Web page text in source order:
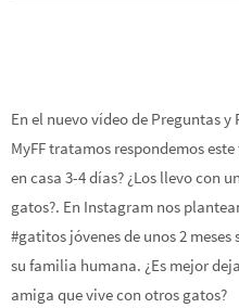
En el nuevo vídeo de Preguntas
MyFF tratamos respondemos
en casa 3-4 días? ¿Los llevo con
gatos?. En Instagram nos
#gatitos jóvenes de unos 2
su familia humana. ¿Es mejor
amiga que vive con otros gatos?